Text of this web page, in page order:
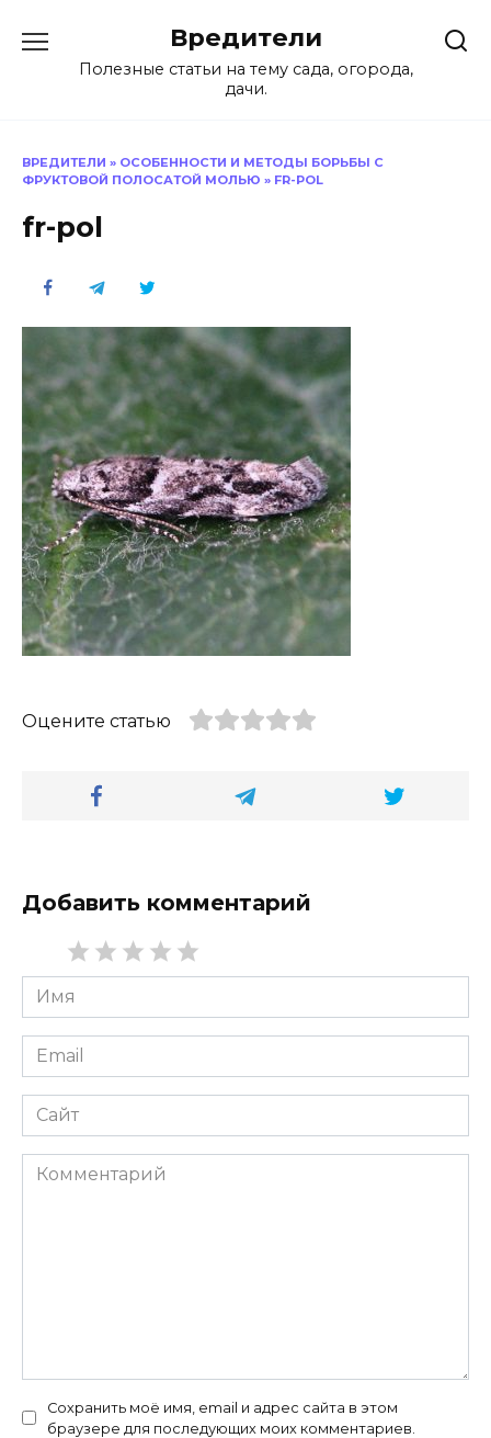
содержанию
Вредители
Полезные статьи на тему сада, огорода,
дачи.
ВРЕДИТЕЛИ » ОСОБЕННОСТИ И МЕТОДЫ БОРЬБЫ С
ФРУКТОВОЙ ПОЛОСАТОЙ МОЛЬЮ » FR-POL
fr-pol
Оцените статью
Добавить комментарий
Имя
*
Email
*
Сайт
Комментарий
Сохранить моё имя, email и адрес сайта в этом
браузере для последующих моих комментариев.